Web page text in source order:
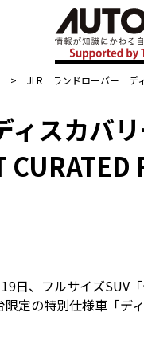
> JLR ランドローバー ディ
スカバリ
日、フルサイズSUV
定の特別仕様車「デ